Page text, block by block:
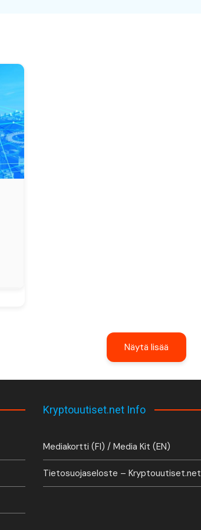
Näytä lisää
Kryptouutiset.net Info
Mediakortti (FI) / Media Kit (EN)
Tietosuojaseloste – Kryptouutiset.net